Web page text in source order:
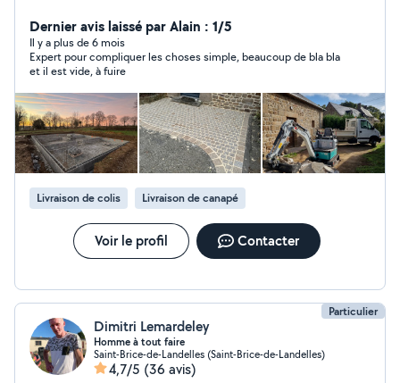
n'hésitez pas à me contacter Devis gratuit
Dernier avis laissé par Alain : 1/5
Il y a plus de 6 mois
Expert pour compliquer les choses simple, beaucoup de bla bla
et il est vide, à fuire
Livraison de colis Livraison de canapé
Voir le profil Contacter
Particulier
Dimitri Lemardeley
Homme à tout faire
Saint-Brice-de-Landelles (Saint-Brice-de-Landelles)
4,7/5 (36 avis)